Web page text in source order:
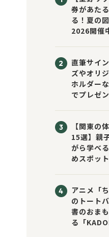
券があた
る！夏の
2026開催
直筆サイ
ズやオリ
ホルダー
でプレゼ
ジブック
～すまな
書にチャ
～」が開
【関東の
15選】親
がら学べ
めスポッ
アニメ「
のトート
書のおま
る「